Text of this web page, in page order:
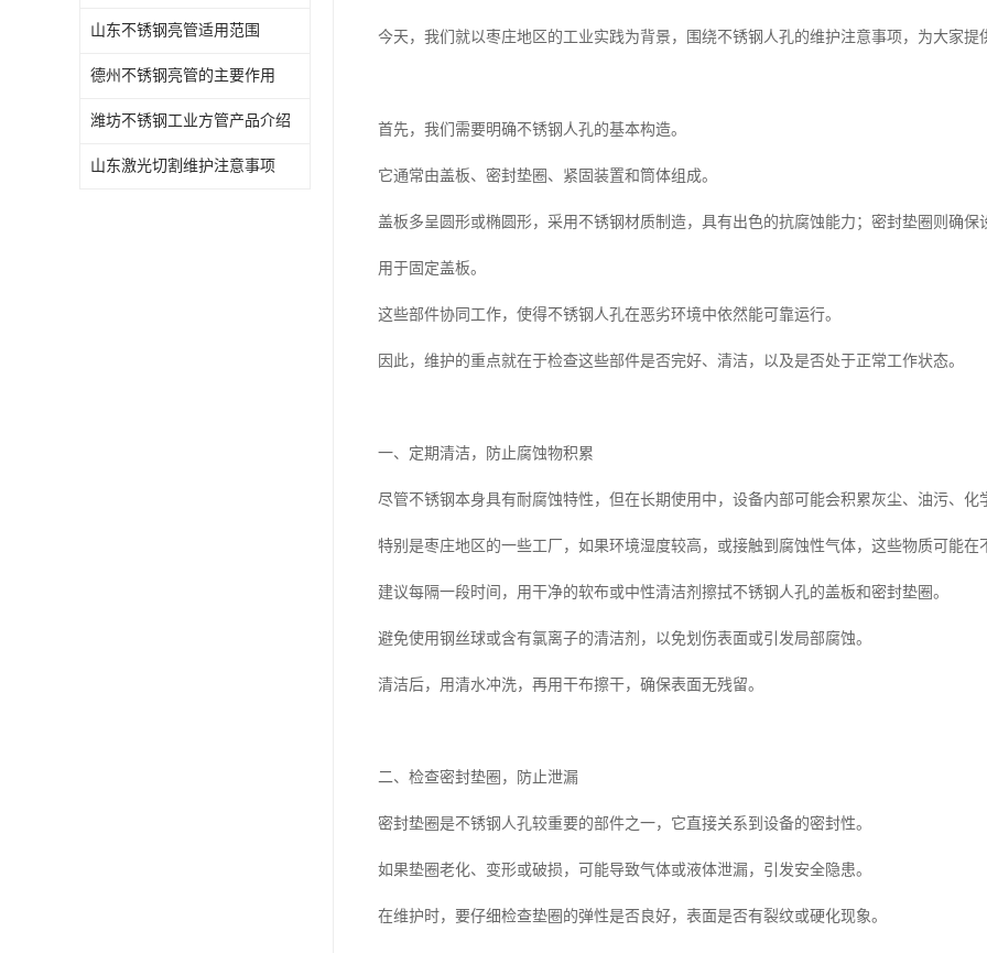
山东不锈钢亮管适用范围
德州不锈钢亮管的主要作用
潍坊不锈钢工业方管产品介绍
山东激光切割维护注意事项
今天，我们就以枣庄地区的工业实践为背景，围绕不锈钢人孔的维护注意事项，为大家提
首先，我们需要明确不锈钢人孔的基本构造。
它通常由盖板、密封垫圈、紧固装置和筒体组成。
盖板多呈圆形或椭圆形，采用不锈钢材质制造，具有出色的抗腐蚀能力；密封垫圈则确
用于固定盖板。
这些部件协同工作，使得不锈钢人孔在恶劣环境中依然能可靠运行。
因此，维护的重点就在于检查这些部件是否完好、清洁，以及是否处于正常工作状态。
一、定期清洁，防止腐蚀物积累
尽管不锈钢本身具有耐腐蚀特性，但在长期使用中，设备内部可能会积累灰尘、油污、化
特别是枣庄地区的一些工厂，如果环境湿度较高，或接触到腐蚀性气体，这些物质可能
建议每隔一段时间，用干净的软布或中性清洁剂擦拭不锈钢人孔的盖板和密封垫圈。
避免使用钢丝球或含有氯离子的清洁剂，以免划伤表面或引发局部腐蚀。
清洁后，用清水冲洗，再用干布擦干，确保表面无残留。
二、检查密封垫圈，防止泄漏
密封垫圈是不锈钢人孔较重要的部件之一，它直接关系到设备的密封性。
如果垫圈老化、变形或破损，可能导致气体或液体泄漏，引发安全隐患。
在维护时，要仔细检查垫圈的弹性是否良好，表面是否有裂纹或硬化现象。